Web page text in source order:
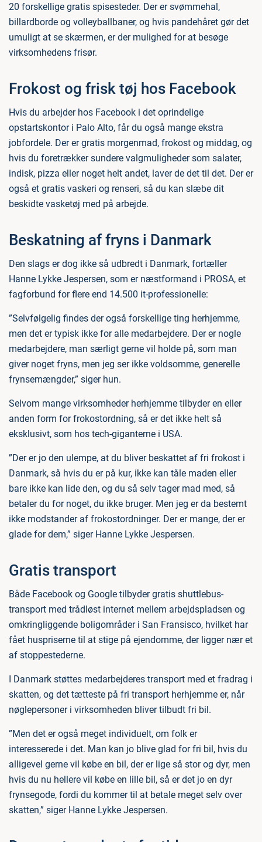
20 forskellige gratis spisesteder. Der er svømmehal,
billardborde og volleyballbaner, og hvis pandehåret gør det
umuligt at se skærmen, er der mulighed for at besøge
virksomhedens frisør.
Frokost og frisk tøj hos Facebook
Hvis du arbejder hos Facebook i det oprindelige
opstartskontor i Palo Alto, får du også mange ekstra
jobfordele. Der er gratis morgenmad, frokost og middag, og
hvis du foretrækker sundere valgmuligheder som salater,
indisk, pizza eller noget helt andet, laver de det til det. Der er
også et gratis vaskeri og renseri, så du kan slæbe dit
beskidte vasketøj med på arbejde.
Beskatning af fryns i Danmark
Den slags er dog ikke så udbredt i Danmark, fortæller
Hanne Lykke Jespersen, som er næstformand i PROSA, et
fagforbund for flere end 14.500 it-professionelle:
”Selvfølgelig findes der også forskellige ting herhjemme,
men det er typisk ikke for alle medarbejdere. Der er nogle
medarbejdere, man særligt gerne vil holde på, som man
giver noget fryns, men jeg ser ikke voldsomme, generelle
frynsemængder,” siger hun.
Selvom mange virksomheder herhjemme tilbyder en eller
anden form for frokostordning, så er det ikke helt så
eksklusivt, som hos tech-giganterne i USA.
”Der er jo den ulempe, at du bliver beskattet af fri frokost i
Danmark, så hvis du er på kur, ikke kan tåle maden eller
bare ikke kan lide den, og du så selv tager mad med, så
betaler du for noget, du ikke bruger. Men jeg er da bestemt
ikke modstander af frokostordninger. Der er mange, der er
glade for dem,” siger Hanne Lykke Jespersen.
Gratis transport
Både Facebook og Google tilbyder gratis shuttlebus-
transport med trådløst internet mellem arbejdspladsen og
omkringliggende boligområder i San Fransisco, hvilket har
fået huspriserne til at stige på ejendomme, der ligger nær et
af stoppestederne.
I Danmark støttes medarbejderes transport med et fradrag i
skatten, og det tætteste på fri transport herhjemme er, når
nøglepersoner i virksomheden bliver tilbudt fri bil.
”Men det er også meget individuelt, om folk er
interesserede i det. Man kan jo blive glad for fri bil, hvis du
alligevel gerne vil købe en bil, der er lige så stor og dyr, men
hvis du nu hellere vil købe en lille bil, så er det jo en dyr
frynsegode, fordi du kommer til at betale meget selv over
skatten,” siger Hanne Lykke Jespersen.